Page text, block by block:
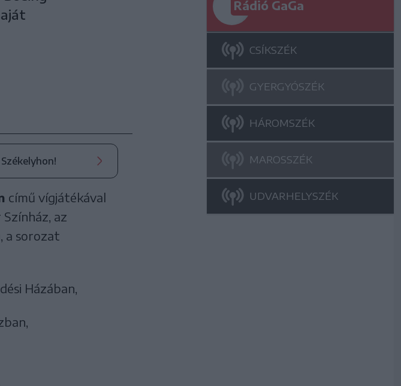
című vígjátékával
az
a sorozat
Házában,
Rádió GaGa
CSÍKSZÉK
GYERGYÓSZÉK
HÁROMSZÉK
MAROSSZÉK
UDVARHELYSZÉK